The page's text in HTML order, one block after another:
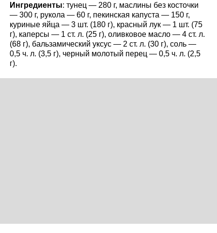
Ингредиенты: тунец — 280 г, маслины без косточки
— 300 г, рукола — 60 г, пекинская капуста — 150 г,
куриные яйца — 3 шт. (180 г), красный лук — 1 шт. (75
г), каперсы — 1 ст. л. (25 г), оливковое масло — 4 ст. л.
(68 г), бальзамический уксус — 2 ст. л. (30 г), соль —
0,5 ч. л. (3,5 г), черный молотый перец — 0,5 ч. л. (2,5
г).